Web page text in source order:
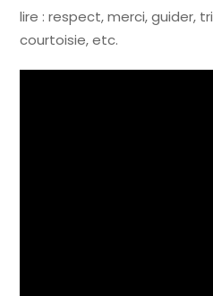
lire : respect, merci, guider,
courtoisie, etc.